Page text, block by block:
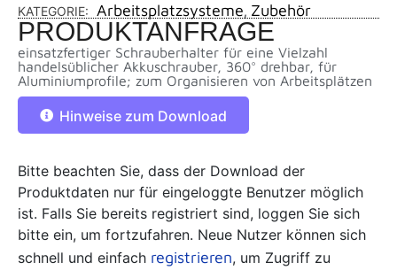
KATEGORIE:
Arbeitsplatzsysteme, Zubehör
PRODUKTANFRAGE
einsatzfertiger Schrauberhalter für eine Vielzahl
handelsüblicher Akkuschrauber, 360° drehbar, für
Aluminiumprofile; zum Organisieren von Arbeitsplätzen
Hinweise zum Download
Bitte beachten Sie, dass der Download der
Produktdaten nur für eingeloggte Benutzer möglich
ist. Falls Sie bereits registriert sind, loggen Sie sich
bitte ein, um fortzufahren. Neue Nutzer können sich
schnell und einfach registrieren, um Zugriff zu